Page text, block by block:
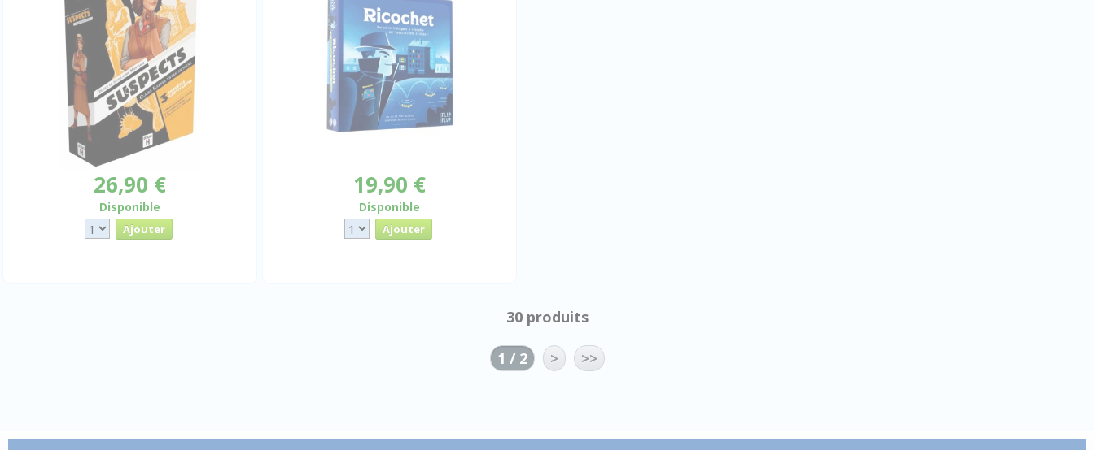
26,90 €
Disponible
19,90 €
Disponible
30 produits
1 / 2 > >>